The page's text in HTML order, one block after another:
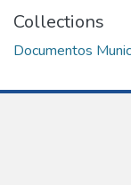
Collections
Documentos